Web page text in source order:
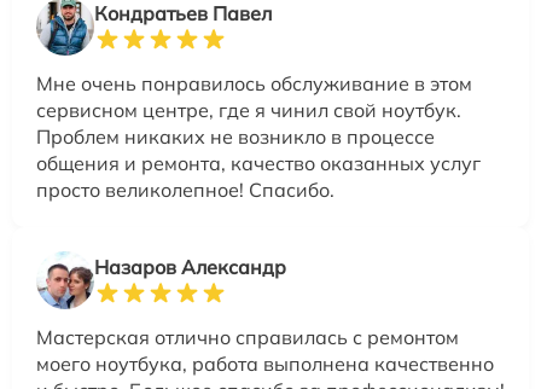
Кондратьев Павел
Мне очень понравилось обслуживание в этом
сервисном центре, где я чинил свой ноутбук.
Проблем никаких не возникло в процессе
общения и ремонта, качество оказанных услуг
просто великолепное! Спасибо.
Назаров Александр
Мастерская отлично справилась с ремонтом
моего ноутбука, работа выполнена качественно